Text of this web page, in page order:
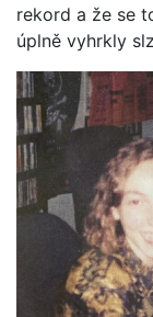
rekord a že se
úplně vyhrkly